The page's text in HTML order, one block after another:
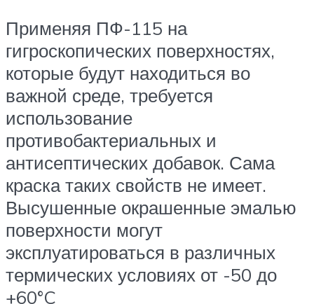
Применяя ПФ-115 на
гигроскопических поверхностях,
которые будут находиться во
важной среде, требуется
использование
противобактериальных и
антисептических добавок. Сама
краска таких свойств не имеет.
Высушенные окрашенные эмалью
поверхности могут
эксплуатироваться в различных
термических условиях от -50 до
+60°C